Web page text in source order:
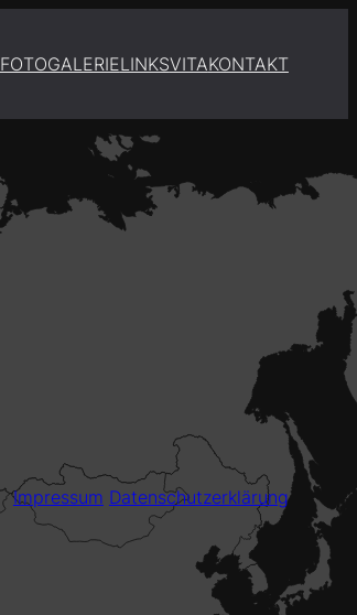
FOTOGALERIELINKSVITAKONTAKT
Impressum Datenschutzerklärung